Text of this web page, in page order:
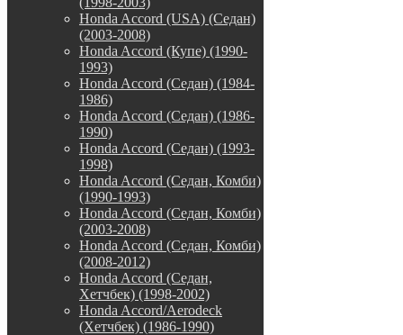
Honda Accord (USA) (Седан)
(2003-2008)
Honda Accord (Купе) (1990-
1993)
Honda Accord (Седан) (1984-
1986)
Honda Accord (Седан) (1986-
1990)
Honda Accord (Седан) (1993-
1998)
Honda Accord (Седан, Комби)
(1990-1993)
Honda Accord (Седан, Комби)
(2003-2008)
Honda Accord (Седан, Комби)
(2008-2012)
Honda Accord (Седан,
Хетчбек) (1998-2002)
Honda Accord/Aerodeck
(Хетчбек) (1986-1990)